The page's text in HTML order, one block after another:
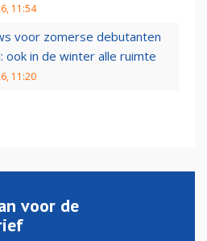
11:54
voor zomerse debutanten
ook in de winter alle ruimte
11:20
voor de